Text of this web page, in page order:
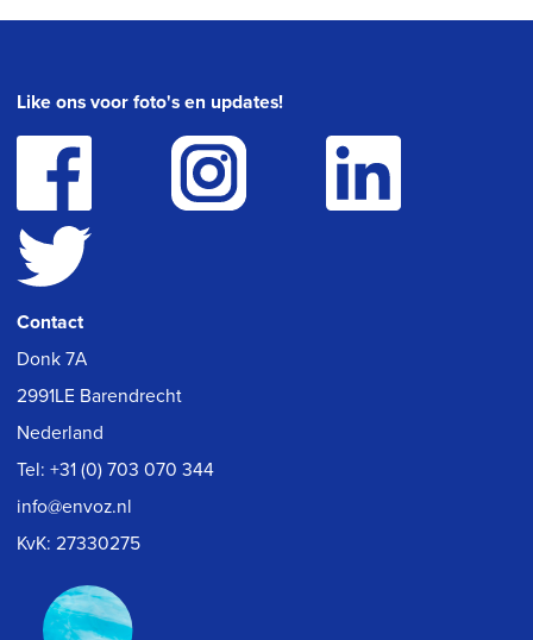
Like ons voor foto's en updates!
Contact
Donk 7A
2991LE Barendrecht
Nederland
Tel:+31 (0) 703 070 344
info@envoz.nl
KvK: 27330275